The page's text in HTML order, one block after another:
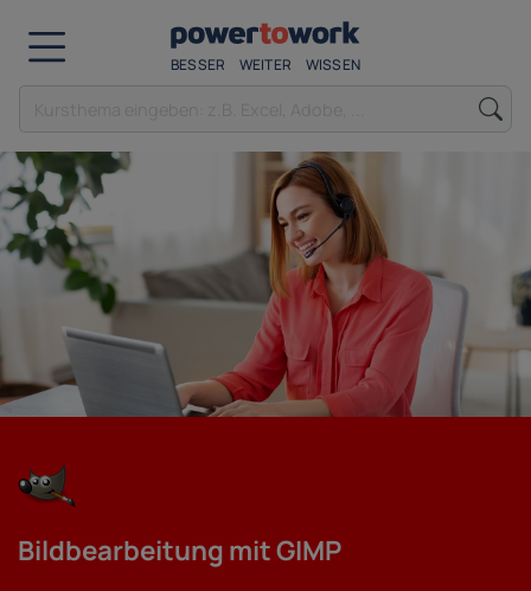
BESSER WEITER WISSEN
Bildbearbeitung mit GIMP